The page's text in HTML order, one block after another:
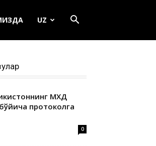
UZ
МХДҚ
протоколга
0